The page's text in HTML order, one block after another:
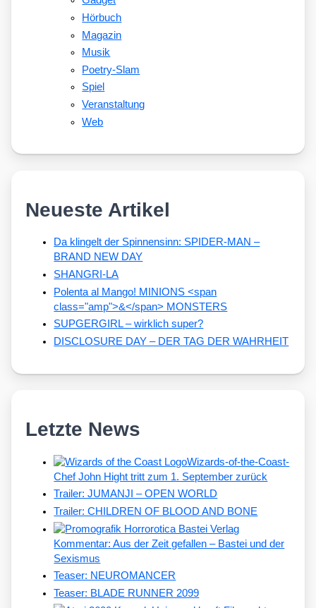
Hörbuch
Magazin
Musik
Poetry-Slam
Spiel
Veranstaltung
Web
Neueste Artikel
Da klingelt der Spinnensinn: SPIDER-MAN –
BRAND NEW DAY
SHANGRI-LA
Polenta al Mango! MINIONS <span
class="amp">&</span> MONSTERS
SUPGERGIRL – wirklich super?
DISCLOSURE DAY – DER TAG DER WAHRHEIT
Letzte News
Wizards-of-the-Coast-
Chef John Hight tritt zum 1. September zurück
Trailer: JUMANJI – OPEN WORLD
Trailer: CHILDREN OF BLOOD AND BONE
Kommentar: Aus der Zeit gefallen – Bastei und der
Sexismus
Teaser: NEUROMANCER
Teaser: BLADE RUNNER 2099